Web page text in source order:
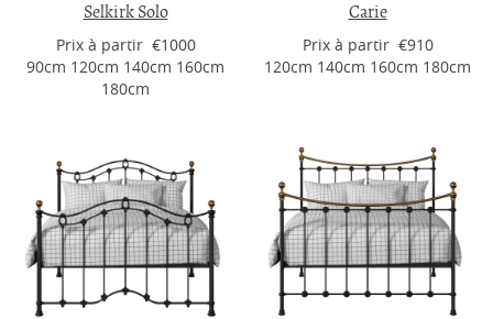
Selkirk Solo
Prix ​​à partir €1000
90cm 120cm 140cm 160cm
180cm
Carie
Prix ​​à partir €910
120cm 140cm 160cm 180cm